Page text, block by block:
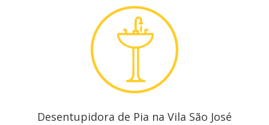
Desentupidora de Pia na Vila São José